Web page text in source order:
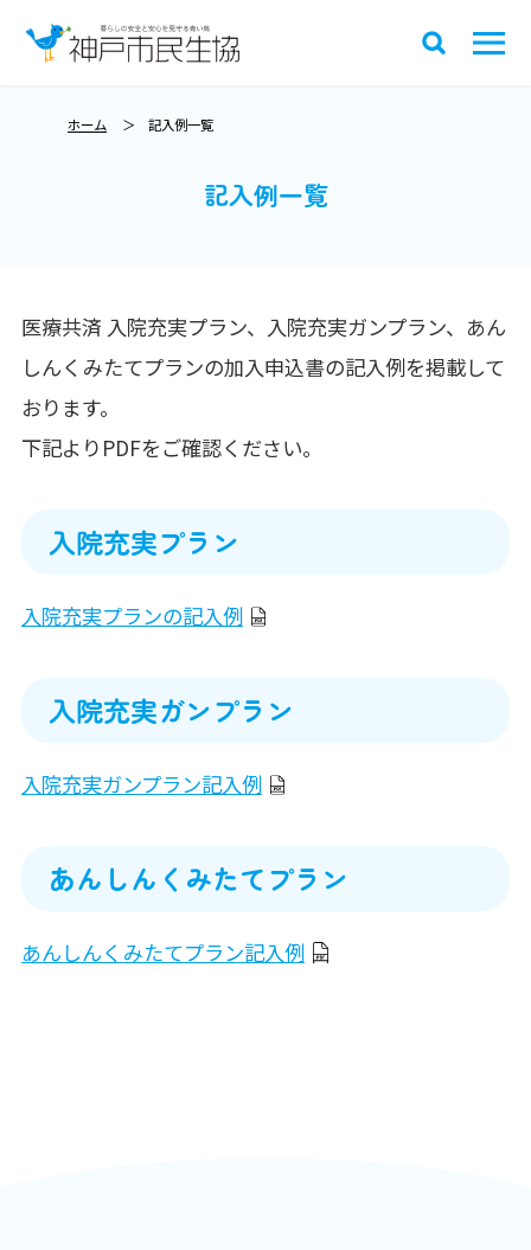
ホーム 記入例一覧
記入例一覧
医療共済 入院充実プラン、入院充実ガンプラン、あん
しんくみたてプランの加入申込書の記入例を掲載して
おります。
下記よりPDFをご確認ください。
入院充実プラン
入院充実プランの記入例
入院充実ガンプラン
入院充実ガンプラン記入例
あんしんくみたてプラン
あんしんくみたてプラン記入例